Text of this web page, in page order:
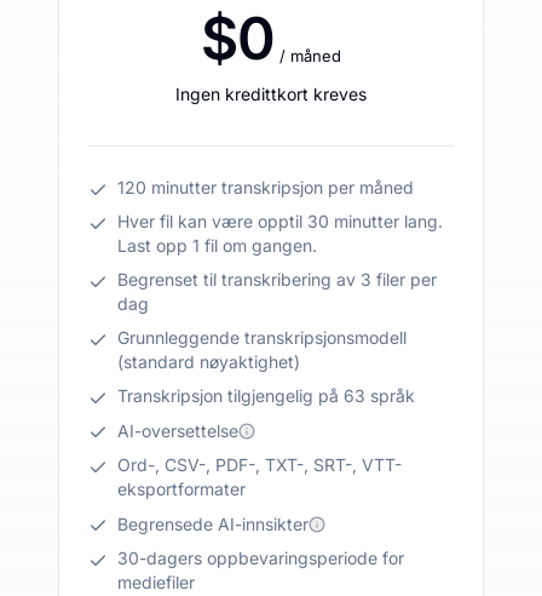
$0 / måned
Ingen kredittkort kreves
120 minutter transkripsjon per måned
Hver fil kan være opptil 30 minutter lang.
Last opp 1 fil om gangen.
Begrenset til transkribering av 3 filer per
dag
Grunnleggende transkripsjonsmodell
(standard nøyaktighet)
Transkripsjon tilgjengelig på 63 språk
AI-oversettelse
Ord-, CSV-, PDF-, TXT-, SRT-, VTT-
eksportformater
Begrensede AI-innsikter
30-dagers oppbevaringsperiode for
mediefiler